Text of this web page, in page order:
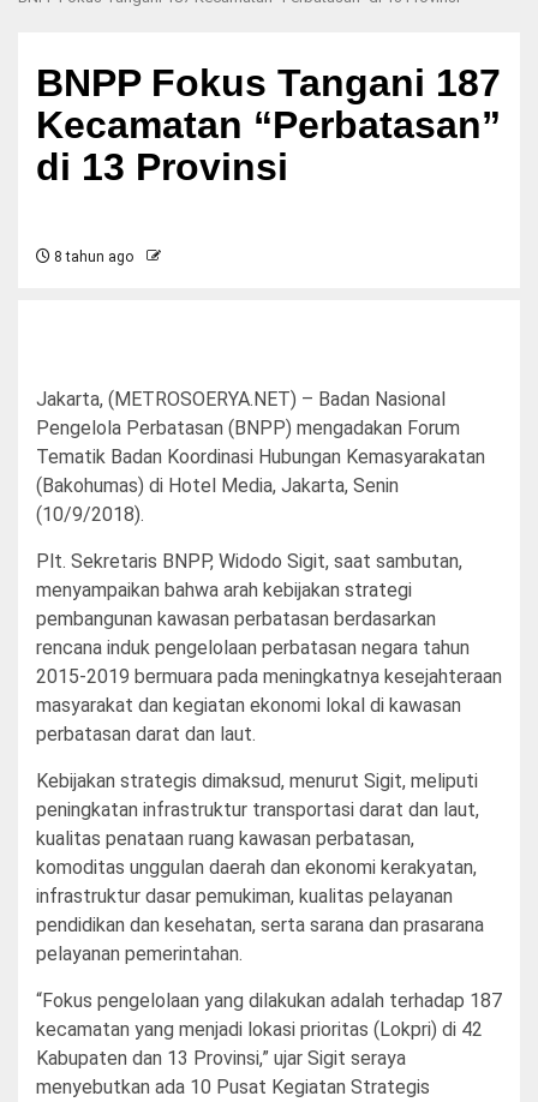
BNPP Fokus Tangani 187
Kecamatan “Perbatasan”
di 13 Provinsi
8 tahun ago
Jakarta, (METROSOERYA.NET) – Badan Nasional
Pengelola Perbatasan (BNPP) mengadakan Forum
Tematik Badan Koordinasi Hubungan Kemasyarakatan
(Bakohumas) di Hotel Media, Jakarta, Senin
(10/9/2018).
Plt. Sekretaris BNPP, Widodo Sigit, saat sambutan,
menyampaikan bahwa arah kebijakan strategi
pembangunan kawasan perbatasan berdasarkan
rencana induk pengelolaan perbatasan negara tahun
2015-2019 bermuara pada meningkatnya kesejahteraan
masyarakat dan kegiatan ekonomi lokal di kawasan
perbatasan darat dan laut.
Kebijakan strategis dimaksud, menurut Sigit, meliputi
peningkatan infrastruktur transportasi darat dan laut,
kualitas penataan ruang kawasan perbatasan,
komoditas unggulan daerah dan ekonomi kerakyatan,
infrastruktur dasar pemukiman, kualitas pelayanan
pendidikan dan kesehatan, serta sarana dan prasarana
pelayanan pemerintahan.
“Fokus pengelolaan yang dilakukan adalah terhadap 187
kecamatan yang menjadi lokasi prioritas (Lokpri) di 42
Kabupaten dan 13 Provinsi,” ujar Sigit seraya
menyebutkan ada 10 Pusat Kegiatan Strategis